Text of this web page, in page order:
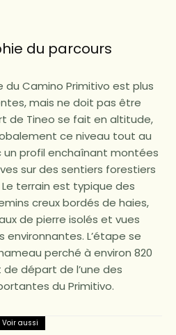
du parcours
Camino Primitivo est plus
mais ne doit pas être
de Tineo se fait en altitude,
ce niveau tout au
un profil enchaînant montées
sur des sentiers forestiers
terrain est typique des
creux bordés de haies,
de pierre isolés et vues
L’étape se
perché à environ 820
départ de l’une des
du Primitivo.
Voir aussi